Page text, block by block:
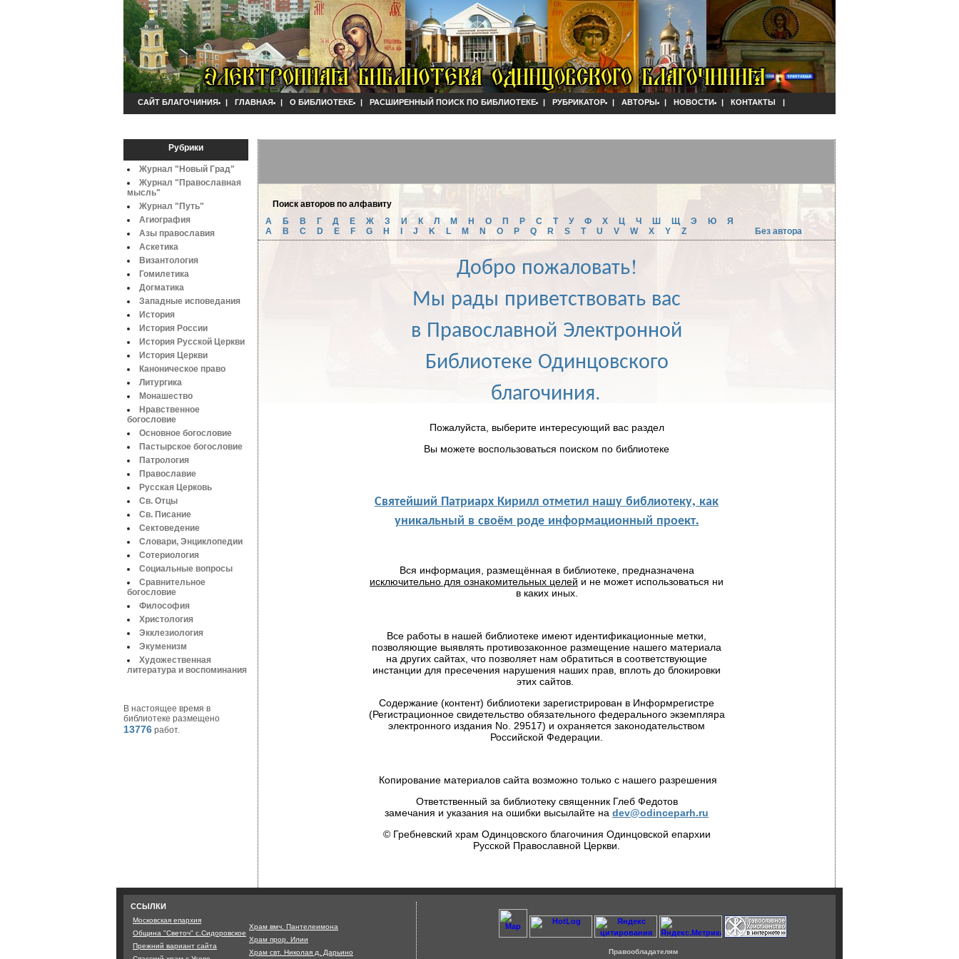
САЙТ БЛАГОЧИНИЯ | ГЛАВНАЯ | О БИБЛИОТЕКЕ | РАСШИРЕННЫЙ ПОИСК ПО БИБЛИОТЕКЕ | РУБРИКАТОР | АВТОРЫ | НОВОСТИ | КОНТАКТЫ |
Рубрики
Журнал "Новый Град"
Журнал "Православная
мысль"
Журнал "Путь"
Агиография
Азы православия
Аскетика
Византология
Гомилетика
Догматика
Западные исповедания
История
История России
История Русской Церкви
История Церкви
Каноническое право
Литургика
Монашество
Нравственное
богословие
Основное богословие
Пастырское богословие
Патрология
Православие
Русская Церковь
Св. Отцы
Св. Писание
Сектоведение
Словари, Энциклопедии
Сотериология
Социальные вопросы
Сравнительное
богословие
Философия
Христология
Экклезиология
Экуменизм
Художественная
литература и воспоминания
В настоящее время в
библиотеке размещено
13776 работ.
Поиск авторов по алфавиту
А
Б B Г Д Е Ж З И К Л М Н О П Р С Т У Ф Х Ц Ч Ш Щ Э Ю
Я
A
B C D E F G H J K L M N O P Q R S T U V W X Y Z Без автора
Добро пожаловать!
Мы рады приветствовать вас
в Православной Электронной
Библиотеке Одинцовского
благочиния.
Пожалуйста, выберите интересующий вас раздел
Вы можете воспользоваться поиском по библиотеке
Святейший Патриарх Кирилл отметил нашу библиотеку, как
уникальный в своём роде информационный проект.
Вся информация, размещённая в библиотеке, предназначена
исключительно для ознакомительных целей и не может использоваться ни
в каких иных.
Все работы в нашей библиотеке имеют идентификационные метки,
позволяющие выявлять противозаконное размещение нашего материала
на других сайтах, что позволяет нам обратиться в соответствующие
инстанции для пресечения нарушения наших прав, вплоть до блокировки
этих сайтов.
Содержание (контент) библиотеки зарегистрирован в Информрегистре
(Регистрационное свидетельство обязательного федерального экземпляра
электронного издания No. 29517) и охраняется законодательством
Российской Федерации.
Копирование материалов сайта возможно только с нашего разрешения
Ответственный за библиотеку священник Глеб Федотов
замечания и указания на ошибки высылайте на dev@odinceparh.ru
© Гребневский храм Одинцовского благочиния Одинцовской епархии
Русской Православной Церкви.
ССЫЛКИ
Московская епархия
Община "Светоч" с.Сидоровское
Прежний вариант сайта
Храм вмч. Пантелеимона
Храм прор. Илии
Храм свт. Николая д. Дарьино
Правообладателям